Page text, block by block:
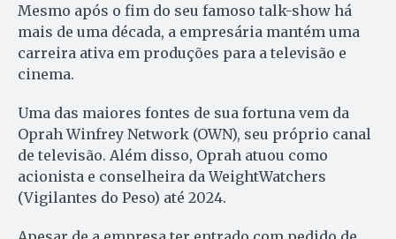
Mesmo após o fim do seu famoso talk-show há
mais de uma década, a empresária mantém uma
carreira ativa em produções para a televisão e
cinema.
Uma das maiores fontes de sua fortuna vem da
Oprah Winfrey Network (OWN), seu próprio canal
de televisão. Além disso, Oprah atuou como
acionista e conselheira da WeightWatchers
(Vigilantes do Peso) até 2024.